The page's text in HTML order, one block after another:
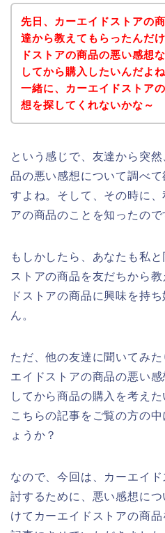
先日、カーエイドストアの
達から教えてもらったんだ
ドストアの商品の悪い感想
してから購入したいんだよ
一緒に、カーエイドストア
想を探してくれないかな～
という感じで、友達から突
品の悪い感想について調べ
すよね。そして、その時に
アの商品のことを知ったので
もしかしたら、あなたも私
ストアの商品を友だちから
ドストアの商品に興味を持
ん。
ただ、他の友達に聞いてみ
エイドストアの商品の悪い
してから商品の購入を考え
こちらの記事をご覧の方の
ょうか？
なので、今回は、カーエイ
討するために、悪い感想に
けてカーエイドストアの商